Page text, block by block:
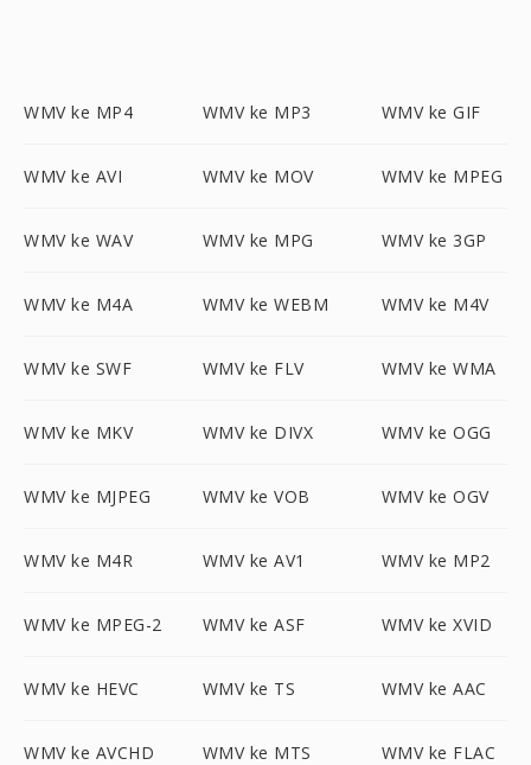
WMV ke MP4 WMV ke MP3 WMV ke GIF
WMV ke AVI WMV ke MOV WMV ke MPEG
WMV ke WAV WMV ke MPG WMV ke 3GP
WMV ke M4A WMV ke WEBM WMV ke M4V
WMV ke SWF WMV ke FLV WMV ke WMA
WMV ke MKV WMV ke DIVX WMV ke OGG
WMV ke MJPEG WMV ke VOB WMV ke OGV
WMV ke M4R WMV ke AV1 WMV ke MP2
WMV ke MPEG-2 WMV ke ASF WMV ke XVID
WMV ke HEVC WMV ke TS WMV ke AAC
WMV ke AVCHD WMV ke MTS WMV ke FLAC